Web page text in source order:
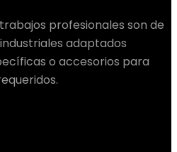
profesionales son de
adaptados
o accesorios para